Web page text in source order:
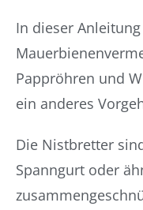
In dieser
Pappröhren und
ein anderes
Die Nistbretter
Spanngurt oder